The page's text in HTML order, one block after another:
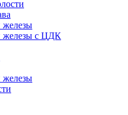
железы с ЦДК
железы